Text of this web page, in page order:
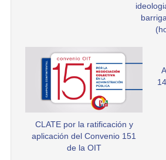
CLATE por la ratificación y
aplicación del Convenio 151
de la OIT